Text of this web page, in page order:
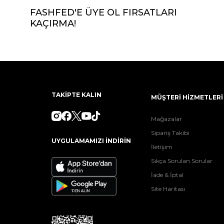
FASHFED'E ÜYE OL FIRSATLARI
KAÇIRMA!
TAKİPTE KALIN
UYGULAMAMIZI İNDİRİN
MÜŞTERİ HİZMETLERİ
Mağazalar
Sipariş Takibi
İletişim
Sıkça Sorulan Sorular
İade & İptal
Site Haritası